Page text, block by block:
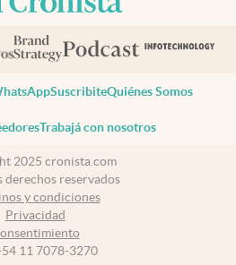
SuscribiteQuiénes Somos
Trabajá con nosotros
2025 cronista.com
derechos reservados
y condiciones
Privacidad
11 7078-3270